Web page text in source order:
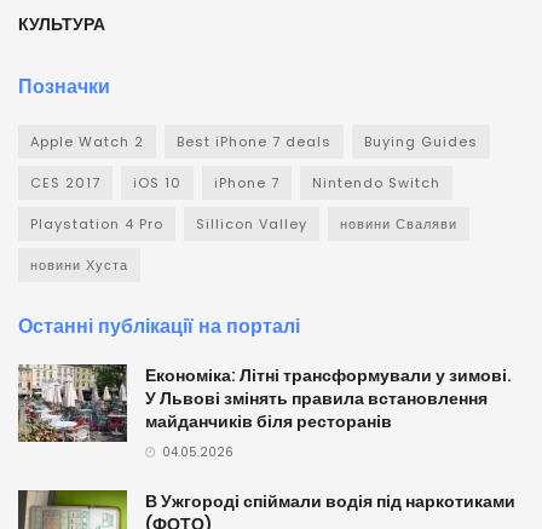
КУЛЬТУРА
Позначки
Apple Watch 2 Best iPhone 7 deals Buying Guides
CES 2017 iOS 10 iPhone 7 Nintendo Switch
Playstation 4 Pro Sillicon Valley новини Сваляви
новини Хуста
Останні публікації на порталі
Економіка: Літні трансформували у зимові.
У Львові змінять правила встановлення
майданчиків біля ресторанів
04.05.2026
В Ужгороді спіймали водія під наркотиками
(ФОТО)